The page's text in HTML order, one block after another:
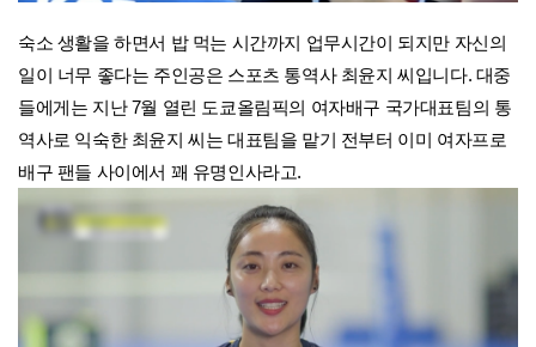
숙소 생활을 하면서 밥 먹는 시간까지 업무시간이 되지만 자신의
일이 너무 좋다는 주인공은 스포츠 통역사 최윤지 씨입니다. 대중
들에게는 지난 7월 열린 도쿄올림픽의 여자배구 국가대표팀의 통
역사로 익숙한 최윤지 씨는 대표팀을 맡기 전부터 이미 여자프로
배구 팬들 사이에서 꽤 유명인사라고.